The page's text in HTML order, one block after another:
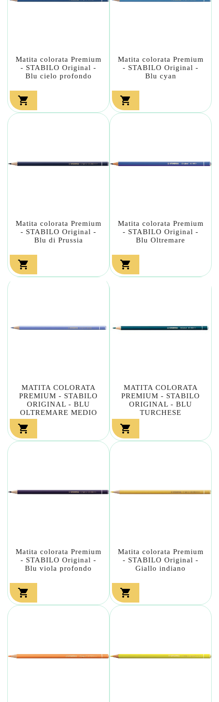
Matita colorata Premium
- STABILO Original -
Blu cielo profondo

Matita colorata Premium
- STABILO Original -
Blu cyan

Matita colorata Premium
- STABILO Original -
Blu di Prussia

Matita colorata Premium
- STABILO Original -
Blu Oltremare

MATITA COLORATA
PREMIUM - STABILO
ORIGINAL - BLU
OLTREMARE MEDIO

MATITA COLORATA
PREMIUM - STABILO
ORIGINAL - BLU
TURCHESE

Matita colorata Premium
- STABILO Original -
Blu viola profondo

Matita colorata Premium
- STABILO Original -
Giallo indiano
